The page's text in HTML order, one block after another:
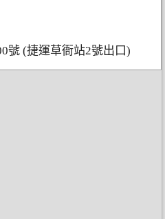
號 (捷運草衙站2號出口)